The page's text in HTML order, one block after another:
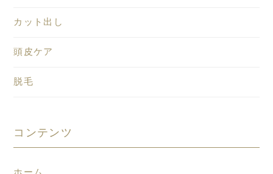
カット出し
頭皮ケア
脱毛
コンテンツ